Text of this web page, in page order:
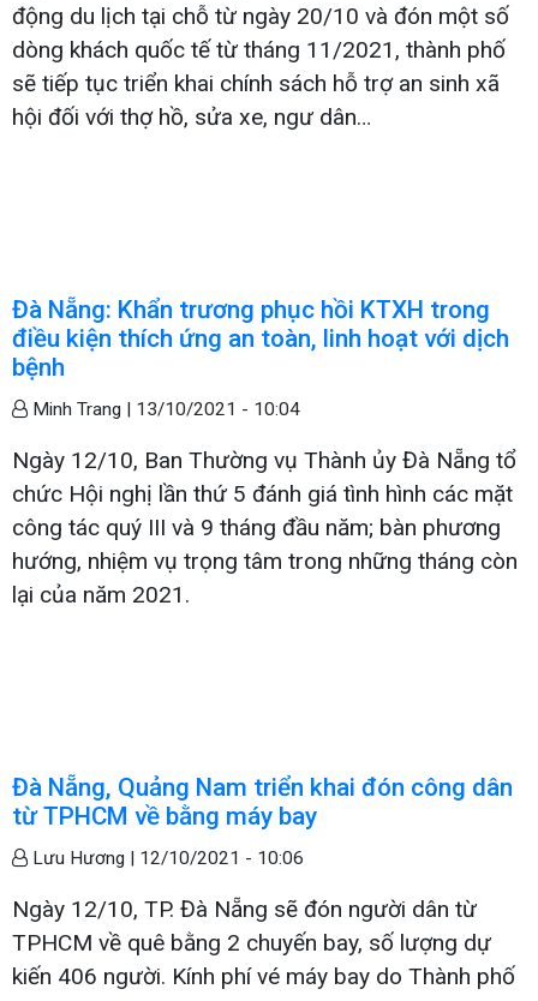
động du lịch tại chỗ từ ngày 20/10 và đón một số
dòng khách quốc tế từ tháng 11/2021, thành phố
sẽ tiếp tục triển khai chính sách hỗ trợ an sinh xã
hội đối với thợ hồ, sửa xe, ngư dân…
Đà Nẵng: Khẩn trương phục hồi KTXH trong
điều kiện thích ứng an toàn, linh hoạt với dịch
bệnh
Minh Trang | 13/10/2021 - 10:04
Ngày 12/10, Ban Thường vụ Thành ủy Đà Nẵng tổ
chức Hội nghị lần thứ 5 đánh giá tình hình các mặt
công tác quý III và 9 tháng đầu năm; bàn phương
hướng, nhiệm vụ trọng tâm trong những tháng còn
lại của năm 2021.
Đà Nẵng, Quảng Nam triển khai đón công dân
từ TPHCM về bằng máy bay
Lưu Hương | 12/10/2021 - 10:06
Ngày 12/10, TP. Đà Nẵng sẽ đón người dân từ
TPHCM về quê bằng 2 chuyến bay, số lượng dự
kiến 406 người. Kính phí vé máy bay do Thành phố